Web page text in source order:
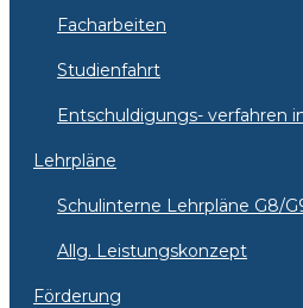
Facharbeiten
Studienfahrt
Entschuldigungs- verfahren
Lehrpläne
Schulinterne Lehrpläne G8/
Allg. Leistungskonzept
Förderung